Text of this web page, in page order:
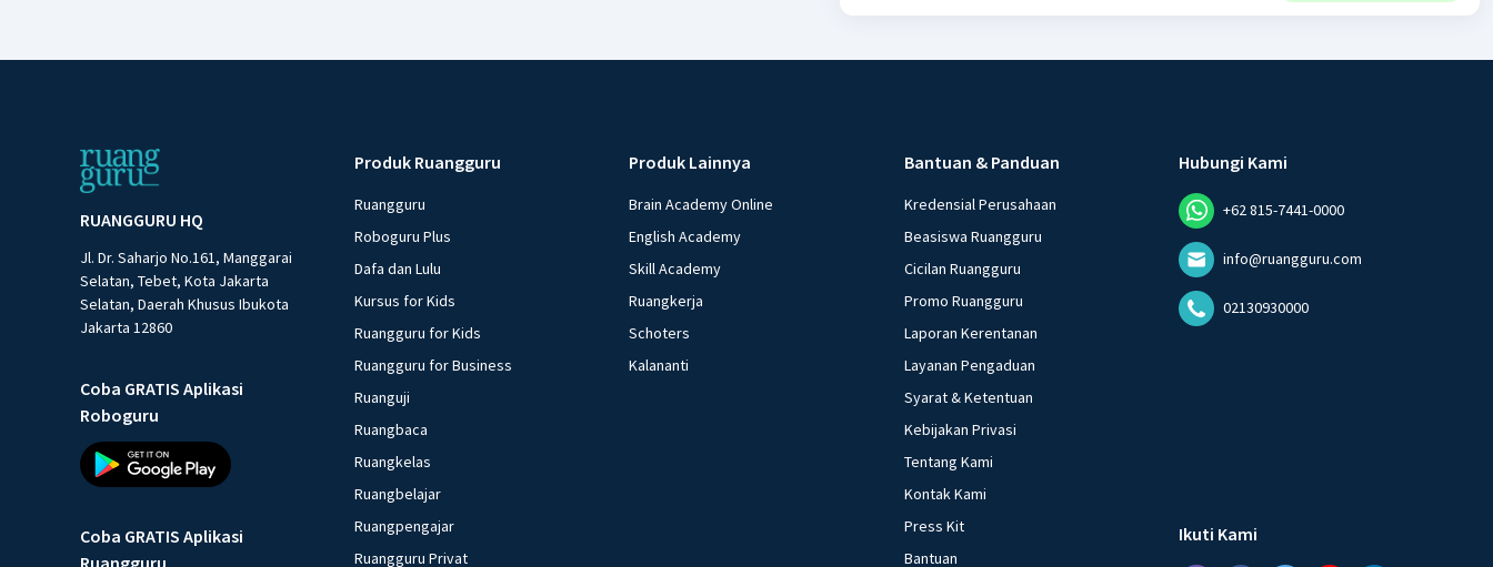
RUANGGURU HQ
Jl. Dr. Saharjo No.161, Manggarai
Selatan, Tebet, Kota Jakarta
Selatan, Daerah Khusus Ibukota
Jakarta 12860
Coba GRATIS Aplikasi
Roboguru
Coba GRATIS Aplikasi
Produk Ruangguru
Ruangguru
Roboguru Plus
Dafa dan Lulu
Kursus for Kids
Ruangguru for Kids
Ruangguru for Business
Ruanguji
Ruangbaca
Ruangkelas
Ruangbelajar
Ruangpengajar
Ruangguru Privat
Produk Lainnya
Brain Academy Online
English Academy
Skill Academy
Ruangkerja
Schoters
Kalananti
Bantuan & Panduan
Kredensial Perusahaan
Beasiswa Ruangguru
Cicilan Ruangguru
Promo Ruangguru
Laporan Kerentanan
Layanan Pengaduan
Syarat & Ketentuan
Kebijakan Privasi
Tentang Kami
Kontak Kami
Press Kit
Bantuan
Hubungi Kami
+62 815-7441-0000
info@ruangguru.com
02130930000
Ikuti Kami